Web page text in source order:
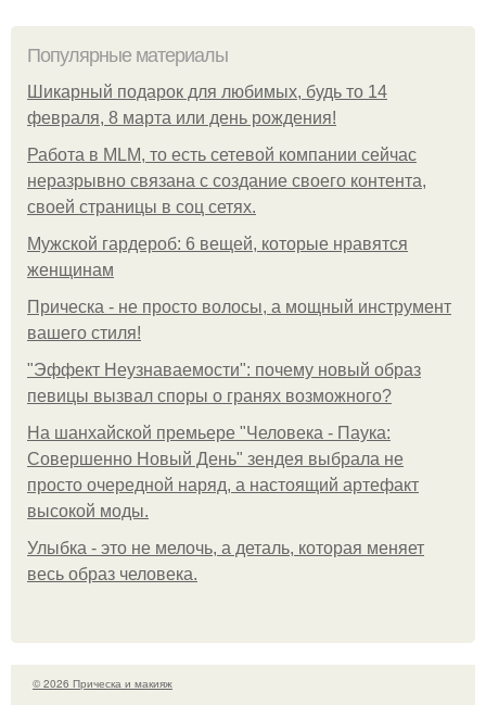
Популярные материалы
Шикарный подарок для любимых, будь то 14
февраля, 8 марта или день рождения!
Работа в MLM, то есть сетевой компании сейчас
неразрывно связана с создание своего контента,
своей страницы в соц сетях.
Мужской гардероб: 6 вещей, которые нравятся
женщинам
Прическа - не просто волосы, а мощный инструмент
вашего стиля!
"Эффект Неузнаваемости": почему новый образ
певицы вызвал споры о гранях возможного?
На шанхайской премьере "Человека - Паука:
Совершенно Новый День" зендея выбрала не
просто очередной наряд, а настоящий артефакт
высокой моды.
Улыбка - это не мелочь, а деталь, которая меняет
весь образ человека.
© 2026 Прическа и макияж